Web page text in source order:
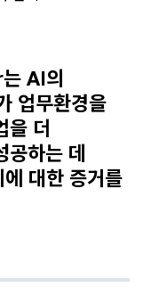
AI의
업무환경을
을 더
하는 데
대한 증거를